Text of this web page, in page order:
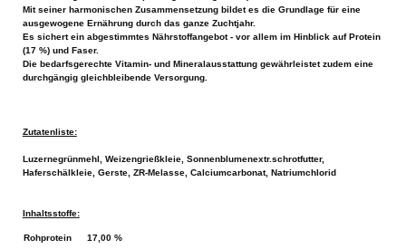
Mit seiner harmonischen Zusammensetzung bildet es die Grundlage für eine
ausgewogene Ernährung durch das ganze Zuchtjahr.
Es sichert ein abgestimmtes Nährstoffangebot - vor allem im Hinblick auf Protein
(17 %) und Faser.
Die bedarfsgerechte Vitamin- und Mineralausstattung gewährleistet zudem eine
durchgängig gleichbleibende Versorgung.
Zutatenliste:
Luzernegrünmehl, Weizengrießkleie, Sonnenblumenextr.schrotfutter,
Haferschälkleie, Gerste, ZR-Melasse, Calciumcarbonat, Natriumchlorid
Inhaltsstoffe:
Rohprotein
17,00 %